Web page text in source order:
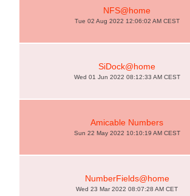
NFS@home
Tue 02 Aug 2022 12:06:02 AM CEST
SiDock@home
Wed 01 Jun 2022 08:12:33 AM CEST
Amicable Numbers
Sun 22 May 2022 10:10:19 AM CEST
NumberFields@home
Wed 23 Mar 2022 08:07:28 AM CET